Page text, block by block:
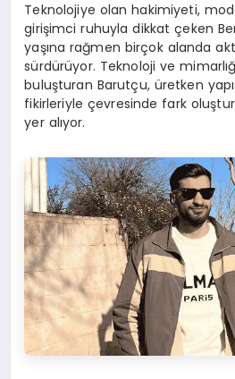
Teknolojiye olan hakimiyeti,
girişimci ruhuyla dikkat çeken
yaşına rağmen birçok alanda
sürdürüyor. Teknoloji ve
buluşturan Barutçu, üretken
fikirleriyle çevresinde fark
yer alıyor.